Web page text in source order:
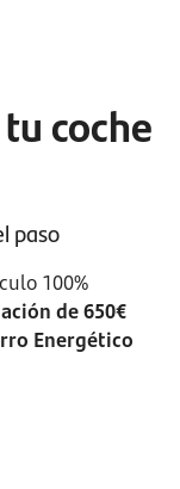
coche
paso
100%
de 650€
Energético